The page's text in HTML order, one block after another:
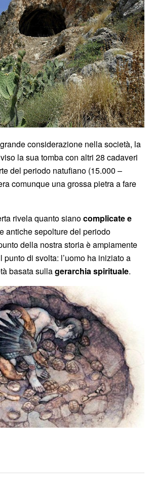
considerazione nella società, la
la sua tomba con altri 28 cadaveri
del periodo natufiano (15.000 –
comunque una grossa pietra a fare
rivela quanto sianocomplicate e
antiche sepolture del periodo
della nostra storia è ampiamente
punto di svolta: l’uomo ha iniziato a
basata sullagerarchia spirituale.